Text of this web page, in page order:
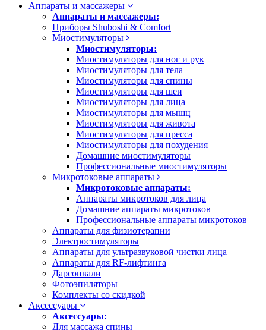
Аппараты и массажеры
Аппараты и массажеры:
Приборы Shuboshi & Comfort
Миостимуляторы
Миостимуляторы:
Миостимуляторы для ног и рук
Миостимуляторы для тела
Миостимуляторы для спины
Миостимуляторы для шеи
Миостимуляторы для лица
Миостимуляторы для мышц
Миостимуляторы для живота
Миостимуляторы для пресса
Миостимуляторы для похудения
Домашние миостимуляторы
Профессиональные миостимуляторы
Микротоковые аппараты
Микротоковые аппараты:
Аппараты микротоков для лица
Домашние аппараты микротоков
Профессиональные аппараты микротоков
Аппараты для физиотерапии
Электростимуляторы
Аппараты для ультразвуковой чистки лица
Аппараты для RF-лифтинга
Дарсонвали
Фотоэпиляторы
Комплекты со скидкой
Аксессуары
Аксессуары:
Для массажа спины